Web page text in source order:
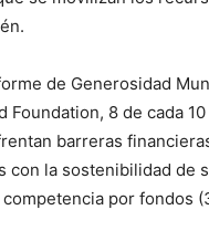
de Generosidad
Foundation, 8 de cada
barreras
con la sostenibilidad de
por fondos